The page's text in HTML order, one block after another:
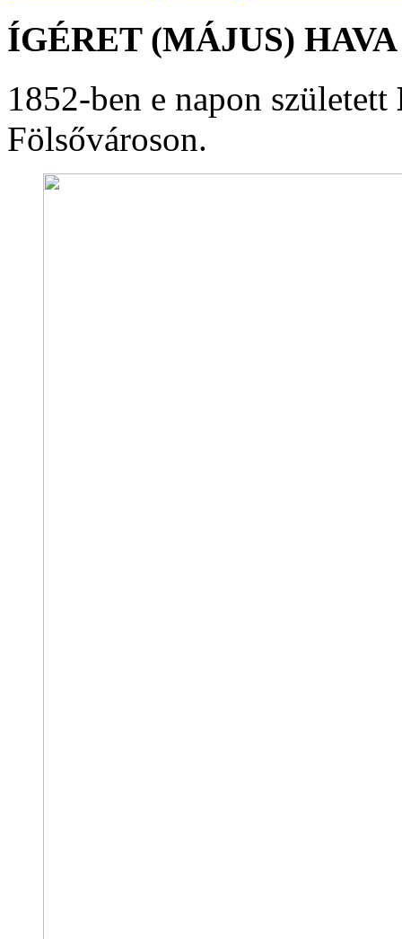
ÍGÉRET (MÁJUS)
1852-ben e napon született
Fölsővároson.